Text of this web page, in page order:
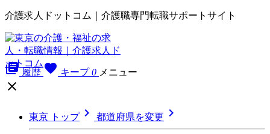
介護求人ドットコム｜介護職専門転職サポートサイト
library_books 履歴 favorite キープ 0 メニュー

東京 トップ 都道府県を変更 